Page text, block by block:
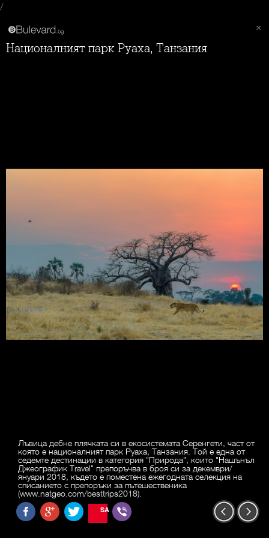
/
Националният парк Руаха, Танзания
Лъвица дебне плячката си в екосистемата Серенгети, част от
която е националният парк Руаха, Танзания. Той е една от
седемте дестинации в категория "Природа", които "Нашънъл
Джеографик Travel" препоръчва в броя си за декември/
януари 2018, където е поместена ежегодната селекция на
списанието с препоръки за пътешественика
(www.natgeo.com/besttrips2018).
SAVE